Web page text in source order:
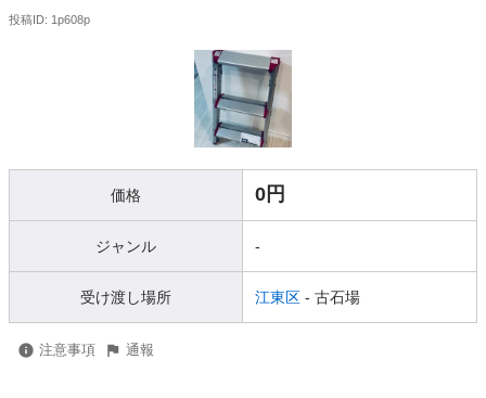
投稿ID: 1p608p
価格 0円
ジャンル -
受け渡し場所 江東区 - 古石場
注意事項 通報